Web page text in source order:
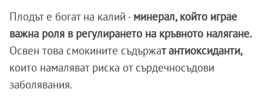
Плодът е богат на калий - минерал, който играе
важна роля в регулирането на кръвното налягане.
Освен това смокините съдържат антиоксиданти,
които намаляват риска от сърдечносъдови
заболявания.